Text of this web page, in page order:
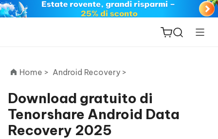
ReiBoot
for iOS
Home > Android Recovery >
Download gratuito di
Tenorshare Android Data
Recovery 2025